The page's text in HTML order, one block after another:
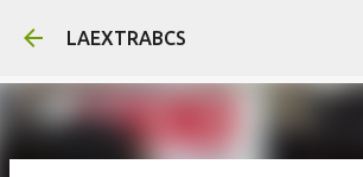
Ir al contenido principal
LAEXTRABCS